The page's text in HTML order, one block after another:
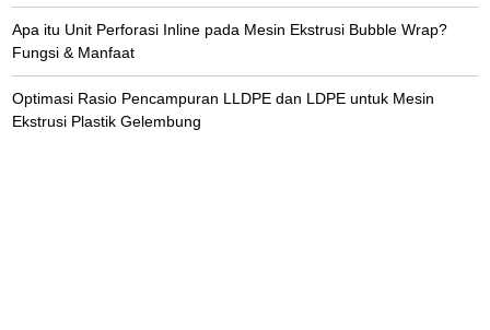
Apa itu Unit Perforasi Inline pada Mesin Ekstrusi Bubble Wrap?
Fungsi & Manfaat
Optimasi Rasio Pencampuran LLDPE dan LDPE untuk Mesin
Ekstrusi Plastik Gelembung